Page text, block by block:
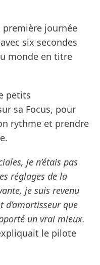
première journée
six secondes
monde en titre
petits
sa Focus, pour
rythme et prendre
je n’étais pas
réglages de la
je suis revenu
d’amortisseur que
un vrai mieux.
le pilote